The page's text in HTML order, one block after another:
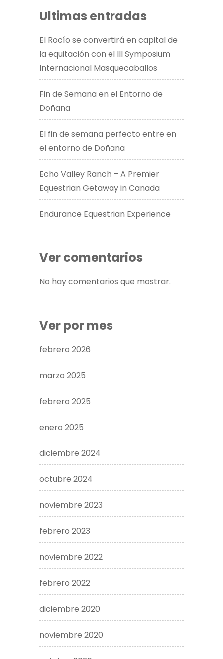
Ultimas entradas
El Rocío se convertirá en capital de
la equitación con el III Symposium
Internacional Masquecaballos
Fin de Semana en el Entorno de
Doñana
El fin de semana perfecto entre en
el entorno de Doñana
Echo Valley Ranch – A Premier
Equestrian Getaway in Canada​
Endurance Equestrian Experience
Ver comentarios
No hay comentarios que mostrar.
Ver por mes
febrero 2026
marzo 2025
febrero 2025
enero 2025
diciembre 2024
octubre 2024
noviembre 2023
febrero 2023
noviembre 2022
febrero 2022
diciembre 2020
noviembre 2020